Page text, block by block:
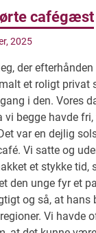
cafégæst
2025
der
et roligt privat
i den. Vores
vi begge havde
var en dejlig
Vi satte og
et stykke tid,
den unge fyr et
og så, at hans
Vi havde